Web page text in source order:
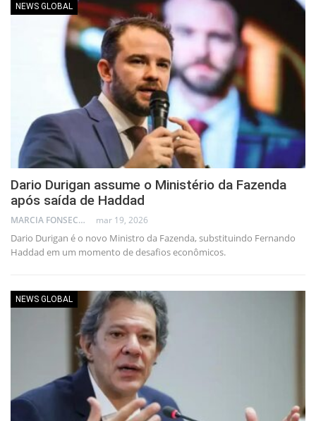
NEWS GLOBAL
Dario Durigan assume o Ministério da Fazenda
após saída de Haddad
MARCIA FONSECA - FINANCIAL CONSULTANT mar 19, 2026
Dario Durigan é o novo Ministro da Fazenda, substituindo Fernando
Haddad em um momento de desafios econômicos.
NEWS GLOBAL